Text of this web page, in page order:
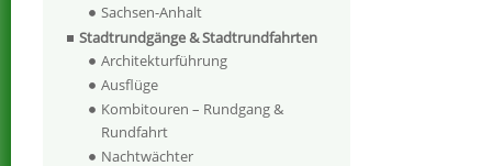
Sachsen-Anhalt
Stadtrundgänge & Stadtrundfahrten
Architekturführung
Ausflüge
Kombitouren – Rundgang &
Rundfahrt
Nachtwächter